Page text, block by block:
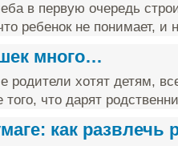
в первую очередь
ребенок не понимает,
много…
родители хотят детям,
того, что дарят
как